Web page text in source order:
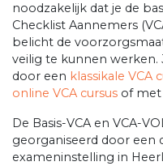
noodzakelijk dat je de
Checklist Aannemers
belicht de
veilig te kunnen werken.
door een klassikale VCA
online VCA cursus of
De Basis-VCA en VCA-
georganiseerd door een
exameninstelling in